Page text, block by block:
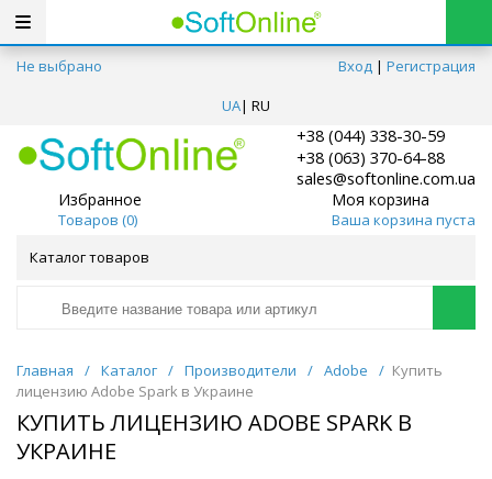
Не выбрано Вход | Регистрация
UA| RU
+38 (044) 338-30-59
+38 (063) 370-64-88
sales@softonline.com.ua
Избранное
Товаров (0)
Моя корзина
Ваша корзина пуста
Каталог товаров
Главная / Каталог / Производители / Adobe / Купить
лицензию Adobe Spark в Украине
КУПИТЬ ЛИЦЕНЗИЮ ADOBE SPARK В
УКРАИНЕ